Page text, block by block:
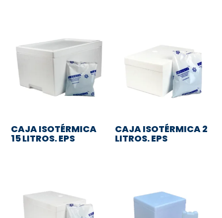
CAJA ISOTÉRMICA
15 LITROS. EPS
CAJA ISOTÉRMICA 2
LITROS. EPS